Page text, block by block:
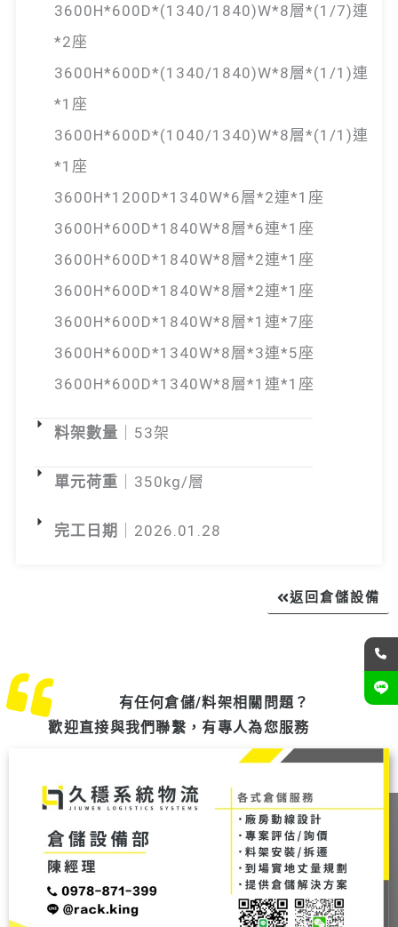
3600H*600D*(1340/1840)W*8層*(1/7)連
*2座
3600H*600D*(1340/1840)W*8層*(1/1)連
*1座
3600H*600D*(1040/1340)W*8層*(1/1)連
*1座
3600H*1200D*1340W*6層*2連*1座
3600H*600D*1840W*8層*6連*1座
3600H*600D*1840W*8層*2連*1座
3600H*600D*1840W*8層*2連*1座
3600H*600D*1840W*8層*1連*7座
3600H*600D*1340W*8層*3連*5座
3600H*600D*1340W*8層*1連*1座
料架數量 ｜53架
單元荷重 ｜350kg/層
完工日期 ｜2026.01.28
返回倉儲設備
有任何倉儲/料架相關問題？
歡迎直接與我們聯繫，有專人為您服務